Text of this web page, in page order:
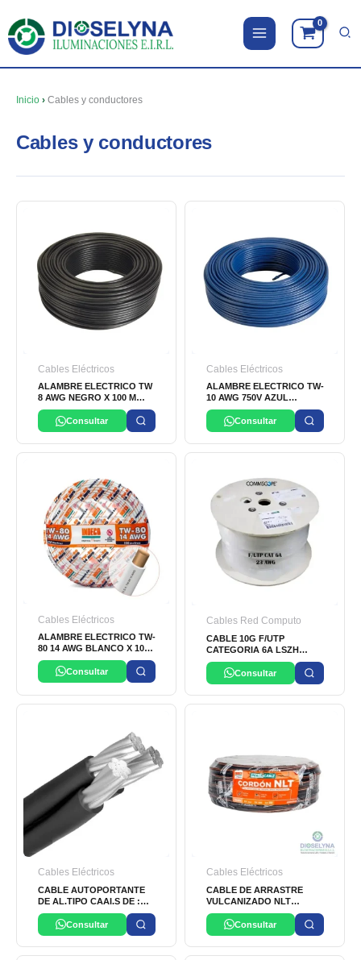
contenido
Inicio › Cables y conductores
Cables y conductores
Cables Eléctricos
ALAMBRE ELECTRICO TW
8 AWG NEGRO X 100 M
INDECO
Consultar
Cables Eléctricos
ALAMBRE ELECTRICO TW-
10 AWG 750V AZUL
INDECO
Consultar
Cables Eléctricos
ALAMBRE ELECTRICO TW-
80 14 AWG BLANCO X 100
M INDECO
Consultar
Cables Red Computo
CABLE 10G F/UTP
CATEGORIA 6A LSZH
COMMSCOPE
Consultar
Cables Eléctricos
CABLE AUTOPORTANTE
DE AL.TIPO CAAI.S DE :
3X35 + 2X16 MM2
Consultar
Cables Eléctricos
CABLE DE ARRASTRE
VULCANIZADO NLT
3X14AWG 500V, X ROLLO,
PRACTICABLE INDECO
Consultar